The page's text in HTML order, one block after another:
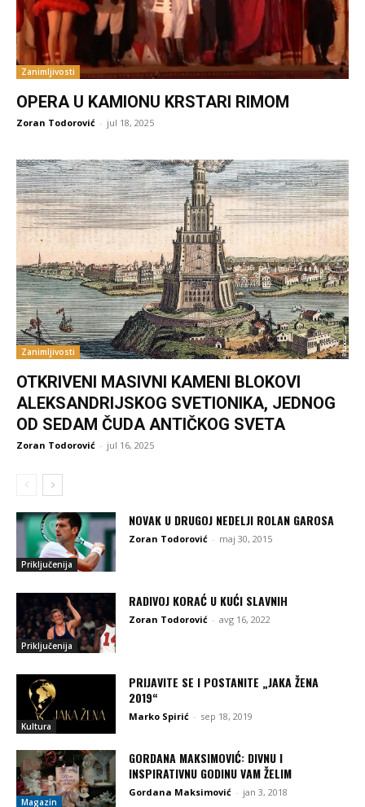
Zanimljivosti
OPERA U KAMIONU KRSTARI RIMOM
Zoran Todorović - jul 18, 2025
Zanimljivosti
OTKRIVENI MASIVNI KAMENI BLOKOVI
ALEKSANDRIJSKOG SVETIONIKA, JEDNOG
OD SEDAM ČUDA ANTIČKOG SVETA
Zoran Todorović - jul 16, 2025
Priključenija
NOVAK U DRUGOJ NEDELJI ROLAN GAROSA
Zoran Todorović - maj 30, 2015
Priključenija
RADIVOJ KORAĆ U KUĆI SLAVNIH
Zoran Todorović - avg 16, 2022
Kultura
PRIJAVITE SE I POSTANITE „JAKA ŽENA
2019“
Marko Spirić - sep 18, 2019
Magazin
GORDANA MAKSIMOVIĆ: DIVNU I
INSPIRATIVNU GODINU VAM ŽELIM
Gordana Maksimović - jan 3, 2018